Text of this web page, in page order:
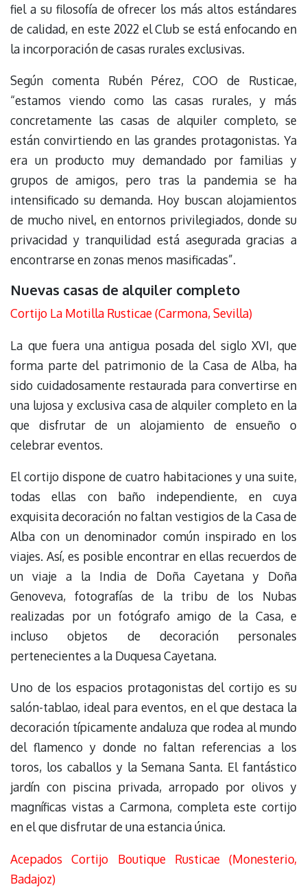
fiel a su filosofía de ofrecer los más altos estándares
de calidad, en este 2022 el Club se está enfocando en
la incorporación de casas rurales exclusivas.
Según comenta Rubén Pérez, COO de Rusticae,
“estamos viendo como las casas rurales, y más
concretamente las casas de alquiler completo, se
están convirtiendo en las grandes protagonistas. Ya
era un producto muy demandado por familias y
grupos de amigos, pero tras la pandemia se ha
intensificado su demanda. Hoy buscan alojamientos
de mucho nivel, en entornos privilegiados, donde su
privacidad y tranquilidad está asegurada gracias a
encontrarse en zonas menos masificadas”.
Nuevas casas de alquiler completo
Cortijo La Motilla Rusticae (Carmona, Sevilla)
La que fuera una antigua posada del siglo XVI, que
forma parte del patrimonio de la Casa de Alba, ha
sido cuidadosamente restaurada para convertirse en
una lujosa y exclusiva casa de alquiler completo en la
que disfrutar de un alojamiento de ensueño o
celebrar eventos.
El cortijo dispone de cuatro habitaciones y una suite,
todas ellas con baño independiente, en cuya
exquisita decoración no faltan vestigios de la Casa de
Alba con un denominador común inspirado en los
viajes. Así, es posible encontrar en ellas recuerdos de
un viaje a la India de Doña Cayetana y Doña
Genoveva, fotografías de la tribu de los Nubas
realizadas por un fotógrafo amigo de la Casa, e
incluso objetos de decoración personales
pertenecientes a la Duquesa Cayetana.
Uno de los espacios protagonistas del cortijo es su
salón-tablao, ideal para eventos, en el que destaca la
decoración típicamente andaluza que rodea al mundo
del flamenco y donde no faltan referencias a los
toros, los caballos y la Semana Santa. El fantástico
jardín con piscina privada, arropado por olivos y
magníficas vistas a Carmona, completa este cortijo
en el que disfrutar de una estancia única.
Acepados Cortijo Boutique Rusticae (Monesterio,
Badajoz)